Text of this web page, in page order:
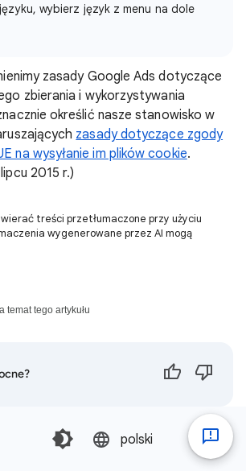
wybierz język z menu na dole
zasady Google Ads dotyczące
zbierania i wykorzystywania
określić nasze stanowisko w
zasady dotyczące zgody
na wysyłanie im plików cookie.
2015 r.)
treści przetłumaczone przy użyciu
wygenerowane przez AI mogą
temat tego artykułu
polski‎